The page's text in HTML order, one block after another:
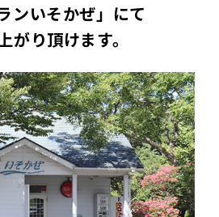
ンいそかぜ」にて
がり頂けます。